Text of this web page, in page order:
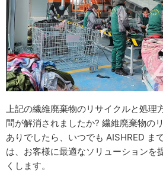
上記の繊維廃棄物のリサイクルと処理
問が解消されましたか? 繊維廃棄物の
ありでしたら、いつでも AISHRED ま
は、お客様に最適なソリューションを
くします。